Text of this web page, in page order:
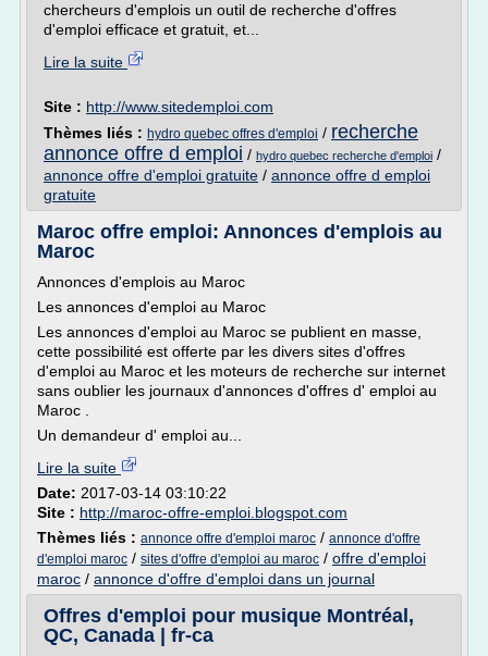
chercheurs d'emplois un outil de recherche d'offres
d'emploi efficace et gratuit, et...
Lire la suite
Site : http://www.sitedemploi.com
Thèmes liés : hydro quebec offres d'emploi / recherche
annonce offre d emploi / hydro quebec recherche d'emploi /
annonce offre d'emploi gratuite / annonce offre d emploi
gratuite
Maroc offre emploi: Annonces d'emplois au
Maroc
Annonces d'emplois au Maroc
Les annonces d'emploi au Maroc
Les annonces d'emploi au Maroc se publient en masse,
cette possibilité est offerte par les divers sites d'offres
d'emploi au Maroc et les moteurs de recherche sur internet
sans oublier les journaux d'annonces d'offres d' emploi au
Maroc .
Un demandeur d' emploi au...
Lire la suite
Date: 2017-03-14 03:10:22
Site : http://maroc-offre-emploi.blogspot.com
Thèmes liés : annonce offre d'emploi maroc / annonce d'offre
d'emploi maroc / sites d'offre d'emploi au maroc / offre d'emploi
maroc / annonce d'offre d'emploi dans un journal
Offres d'emploi pour musique Montréal,
QC, Canada | fr-ca